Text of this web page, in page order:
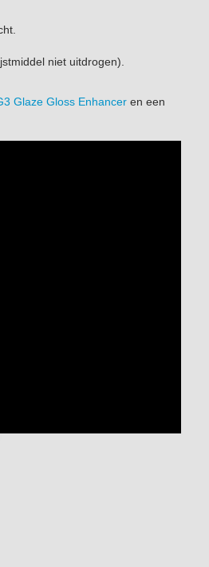
niet uitdrogen).
Glaze Gloss Enhancer en een